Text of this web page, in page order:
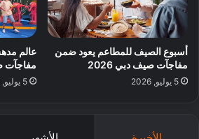
أسبوع الصيف للمطاعم يعود ضمن
مفاجآت صيف دبي 2026
5 يوليو, 2026
عالم
مفاجآت
5 يوليو, 2026